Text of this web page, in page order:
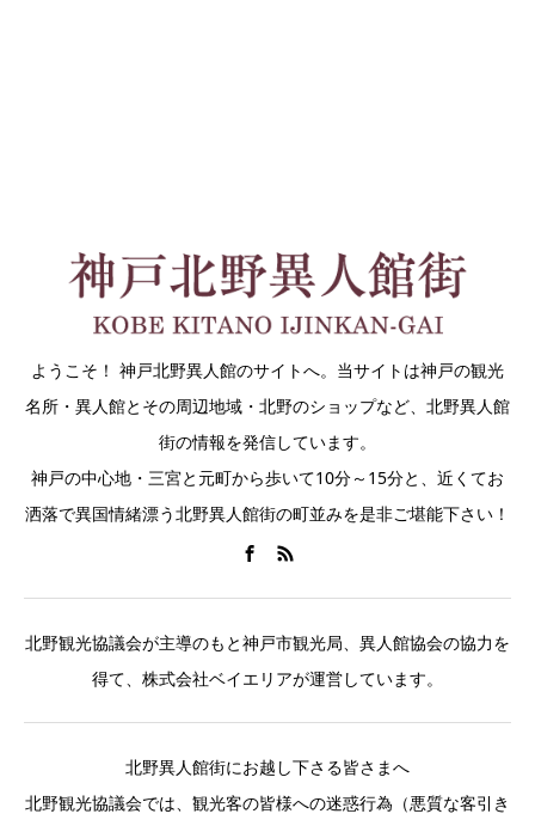
ようこそ！ 神戸北野異人館のサイトへ。当サイトは神戸の観光
名所・異人館とその周辺地域・北野のショップなど、北野異人館
街の情報を発信しています。
神戸の中心地・三宮と元町から歩いて10分～15分と、近くてお
洒落で異国情緒漂う北野異人館街の町並みを是非ご堪能下さい！
北野観光協議会が主導のもと神戸市観光局、異人館協会の協力を
得て、株式会社ベイエリアが運営しています。
北野異人館街にお越し下さる皆さまへ
北野観光協議会では、観光客の皆様への迷惑行為（悪質な客引き